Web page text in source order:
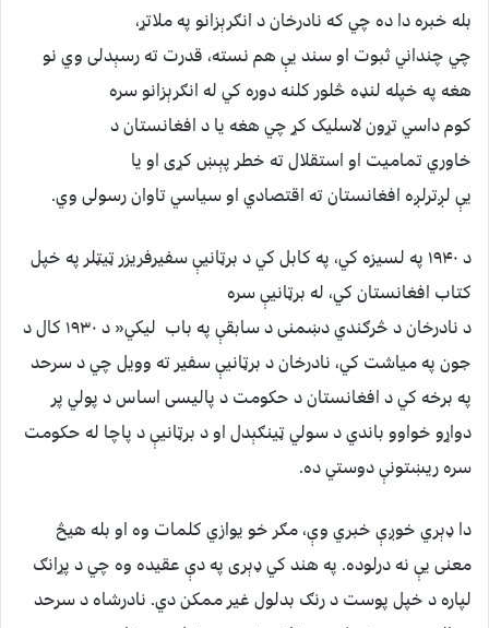
بله خبره دا ده چي که نادرخان د انګرېزانو په ملاتړ،
چي چنداني ثبوت او سند یې هم نسته، قدرت ته رسېدلی وي نو
هغه په خپله لنډه څلور کلنه دوره کي له انګرېزانو سره
کوم داسي تړون لاسلیک کړ چي هغه یا د افغانستان د
خاوري تمامیت او استقلال ته خطر پېښ کړی او یا
یې لږترلږه افغانستان ته اقتصادي او سیاسي تاوان رسولی وي.
د ۱۹۴۰ په لسیزه کي، په کابل کي د برټانیې سفیرفریزر ټیټلر په خپل
کتاب افغانستان کي، له برټانیې سره
د نادرخان د څرګندي دښمنی د سابقې په باب لیکي« د ۱۹۳۰ کال د
جون په میاشت کي، نادرخان د برټانیې سفیر ته وویل چي د سرحد
په برخه کي د افغانستان د حکومت د پالیسی اساس د پولي پر
دواړو خواوو باندي د سولي ټینګېدل او د برټانیې د پاچا له حکومت
سره ریښتونې دوستي ده.
دا ډېري خوږې خبري وې، مګر خو یوازي کلمات وه او بله هیڅ
معنی یې نه درلوده. په هند کي ډېری په دې عقیده وه چي د پړانګ
لپاره د خپل پوست د رنګ بدلول غیر ممکن دي. نادرشاه د سرحد